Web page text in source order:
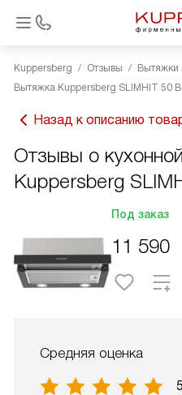
Kuppersberg Отзывы
Вытяжки
Вытяжка Kuppersberg SLIMHIT 50 B
Назад к описанию
Отзывы о
Kuppersberg
Под заказ
11 590
Средняя оценка
5